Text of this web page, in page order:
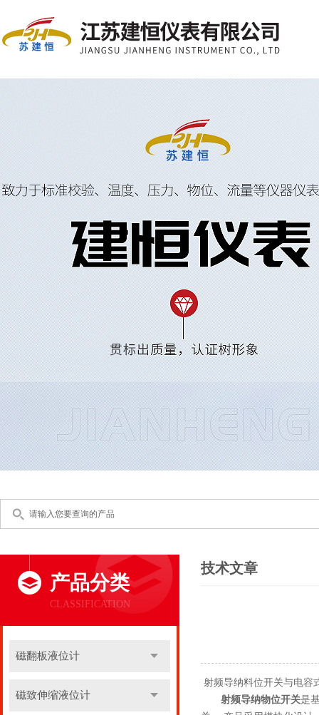
产品分类
CLASSIFICATION
磁翻板液位计
磁致伸缩液位计
技术文章
射频导纳料位开关与电容
射频导纳物位开关是